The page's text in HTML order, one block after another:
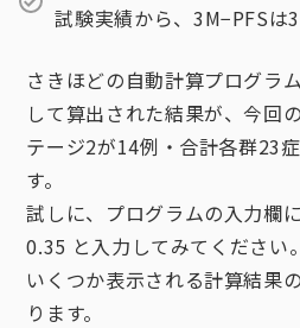
試験実績から、3M−PFSは
さきほどの自動計算プログラ
して算出された結果が、今回
テージ2が14例・合計各群23
す。
試しに、プログラムの入力欄
0.35 と入力してみてください。
いくつか表示される計算結果
ります。